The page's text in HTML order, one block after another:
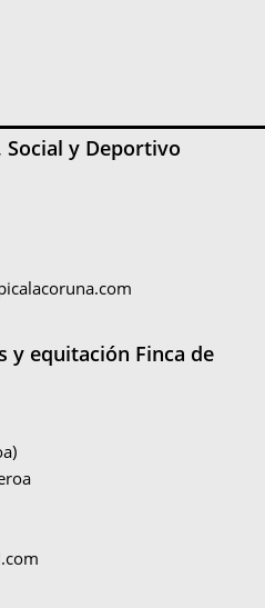
y Deportivo
y equitación Finca de